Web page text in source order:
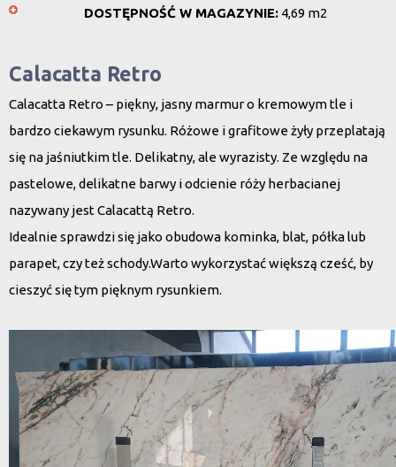
DOSTĘPNOŚĆ W MAGAZYNIE: 4,69 m2
Calacatta Retro
Calacatta Retro – piękny, jasny marmur o kremowym tle i
bardzo ciekawym rysunku. Różowe i grafitowe żyły przeplatają
się na jaśniutkim tle. Delikatny, ale wyrazisty. Ze względu na
pastelowe, delikatne barwy i odcienie róży herbacianej
nazywany jest Calacattą Retro.
Idealnie sprawdzi się jako obudowa kominka, blat, półka lub
parapet, czy też schody.Warto wykorzystać większą cześć, by
cieszyć się tym pięknym rysunkiem.